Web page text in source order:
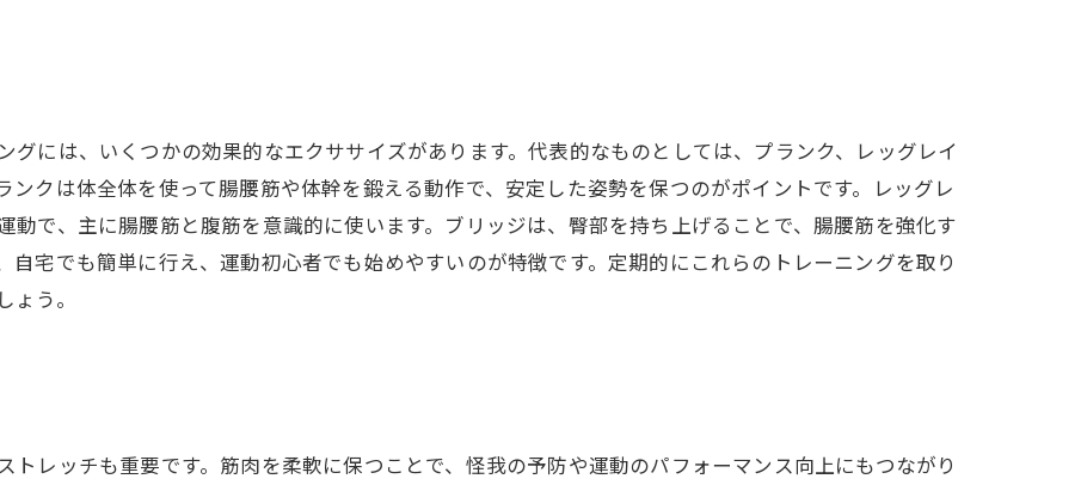
には、いくつかの効果的なエクササイズがあります。代表的なものとしては、プランク、レッグレイ
クは体全体を使って腸腰筋や体幹を鍛える動作で、安定した姿勢を保つのがポイントです。レッグレ
動で、主に腸腰筋と腹筋を意識的に使います。ブリッジは、臀部を持ち上げることで、腸腰筋を強化す
宅でも簡単に行え、運動初心者でも始めやすいのが特徴です。定期的にこれらのトレーニングを取り
う。
レッチも重要です。筋肉を柔軟に保つことで、怪我の予防や運動のパフォーマンス向上にもつながり